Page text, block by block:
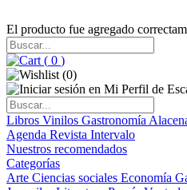
El producto fue agregado
( 0 )
(0)
Libros Vinilos Gastronomía
Agenda Revista Intervalo
Nuestros recomendados
Categorías
Arte Ciencias sociales Economía